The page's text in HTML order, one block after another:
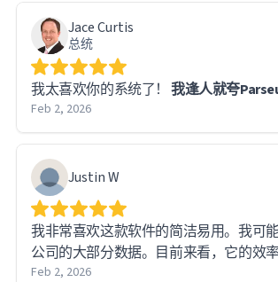
事实上，大多数问题都源于我自身的学
件本身的限制——系统运行完美无瑕。
我对整个使用体验非常满意，并会毫不犹
要处理大量文档和数据提取工作的人推荐
Jace Curtis
总统
我太喜欢你的系统了！ 我逢人就夸
Feb 2, 2026
Justin W
我非常喜欢这款软件的简洁易用。我可
公司的大部分数据。目前来看，它的效率
Feb 2, 2026